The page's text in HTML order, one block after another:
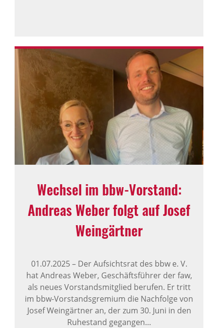
Wechsel im bbw-Vorstand:
Andreas Weber folgt auf Josef
Wein­gärtner
01.07.2025–Der Aufsichtsrat des bbw e. V.
hat Andreas Weber, Geschäftsführer der faw,
als neues Vorstandsmitglied berufen. Er tritt
im bbw-Vorstandsgremium die Nachfolge von
Josef Weingärtner an, der zum 30. Juni in den
Ruhestand gegangen…